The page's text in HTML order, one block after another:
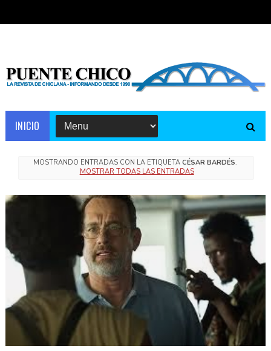
INICIO
MOSTRANDO ENTRADAS CON LA ETIQUETACÉSAR BARDÉS.
MOSTRAR TODAS LAS ENTRADAS